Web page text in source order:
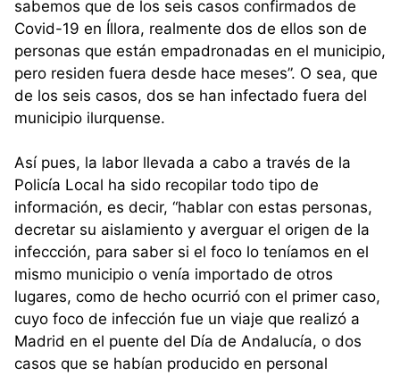
sabemos que de los seis casos confirmados de
Covid-19 en Íllora, realmente dos de ellos son de
personas que están empadronadas en el municipio,
pero residen fuera desde hace meses”. O sea, que
de los seis casos, dos se han infectado fuera del
municipio ilurquense.
Así pues, la labor llevada a cabo a través de la
Policía Local ha sido recopilar todo tipo de
información, es decir, “hablar con estas personas,
decretar su aislamiento y averguar el origen de la
infeccción, para saber si el foco lo teníamos en el
mismo municipio o venía importado de otros
lugares, como de hecho ocurrió con el primer caso,
cuyo foco de infección fue un viaje que realizó a
Madrid en el puente del Día de Andalucía, o dos
casos que se habían producido en personal